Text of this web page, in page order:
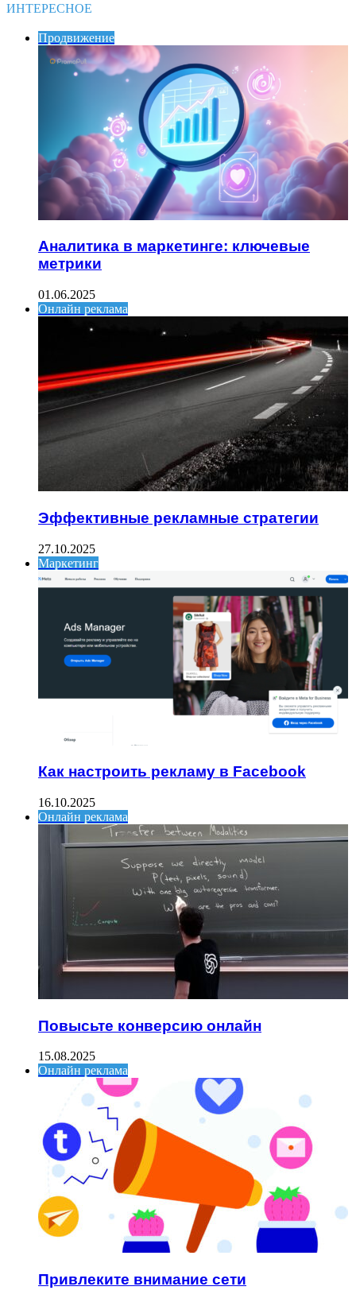
ИНТЕРЕСНОЕ
Продвижение
Аналитика в маркетинге: ключевые
метрики
01.06.2025
Онлайн реклама
Эффективные рекламные стратегии
27.10.2025
Маркетинг
Как настроить рекламу в Facebook
16.10.2025
Онлайн реклама
Повысьте конверсию онлайн
15.08.2025
Онлайн реклама
Привлеките внимание сети